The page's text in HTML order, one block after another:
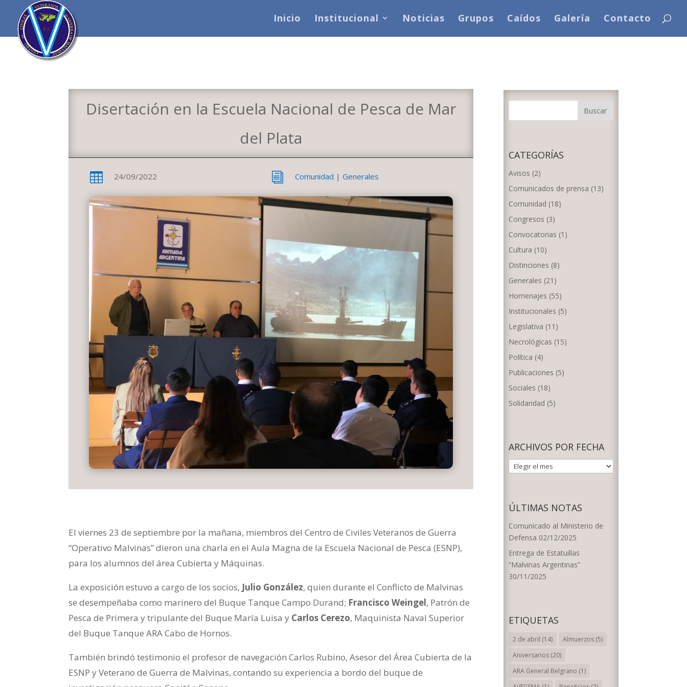
Inicio Institucional Noticias Grupos Caídos Galería Contacto
Disertación en la Escuela Nacional de Pesca de Mar
del Plata
 24/09/2022 i Comunidad |Generales
El viernes 23 de septiembre por la mañana, miembros del Centro de Civiles Veteranos de Guerra
“Operativo Malvinas” dieron una charla en el Aula Magna de la Escuela Nacional de Pesca (ESNP),
para los alumnos del área Cubierta y Máquinas.
La exposición estuvo a cargo de los socios, Julio González, quien durante el Conflicto de Malvinas
se desempeñaba como marinero del Buque Tanque Campo Durand; Francisco Weingel, Patrón de
Pesca de Primera y tripulante del Buque María Luisa y Carlos Cerezo, Maquinista Naval Superior
del Buque Tanque ARA Cabo de Hornos.
También brindó testimonio el profesor de navegación Carlos Rubino, Asesor del Área Cubierta de la
ESNP y Veterano de Guerra de Malvinas, contando su experiencia a bordo del buque de
CATEGORÍAS
Avisos (2)
Comunicados de prensa (13)
Comunidad (18)
Congresos (3)
Convocatorias (1)
Cultura (10)
Distinciones (8)
Generales (21)
Homenajes (55)
Institucionales (5)
Legislativa (11)
Necrológicas (15)
Política (4)
Publicaciones (5)
Sociales (18)
Solidaridad (5)
ARCHIVOS POR FECHA
ARCHIVOS
POR
ÚLTIMAS NOTAS
Comunicado al Ministerio de
Defensa 02/12/2025
Entrega de Estatuillas
“Malvinas Argentinas”
30/11/2025
ETIQUETAS
2 de abril (14) Almuerzos (5)
Aniversarios (20)
ARA General Belgrano (1)